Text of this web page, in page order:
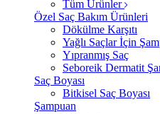
Tüm Ürünler
Özel Saç Bakım Ürünleri
Dökülme Karşıtı
Yağlı Saçlar İçin
Yıpranmış Saç
Seboreik Dermatit
Saç Boyası
Bitkisel Saç Boyası
Şampuan